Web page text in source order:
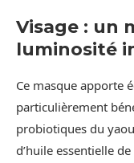
Visage : un
luminosité
Ce masque apporte
particulièrement
probiotiques du
d’huile essentielle